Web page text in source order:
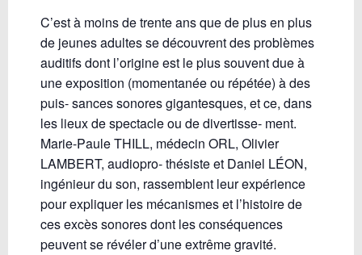
C’est à moins de trente ans que de plus en plus
de jeunes adultes se découvrent des problèmes
auditifs dont l’origine est le plus souvent due à
une exposition (momentanée ou répétée) à des
puis- sances sonores gigantesques, et ce, dans
les lieux de spectacle ou de divertisse- ment.
Marie-Paule THILL, médecin ORL, Olivier
LAMBERT, audiopro- thésiste et Daniel LÉON,
ingénieur du son, rassemblent leur expérience
pour expliquer les mécanismes et l’histoire de
ces excès sonores dont les conséquences
peuvent se révéler d’une extrême gravité.